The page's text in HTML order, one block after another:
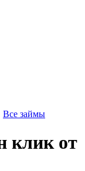
Все займы
клик от